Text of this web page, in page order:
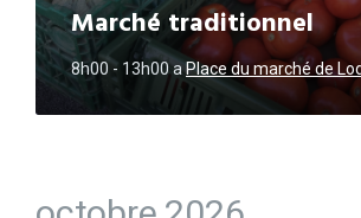
Marché traditionnel
8h00 - 13h00aPlace du marché de